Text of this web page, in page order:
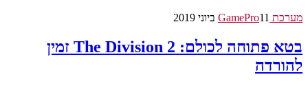
מערכת GamePro 11 ביוני 2019
בטא פתוחה לכולם: The Division 2 זמין
להורדה